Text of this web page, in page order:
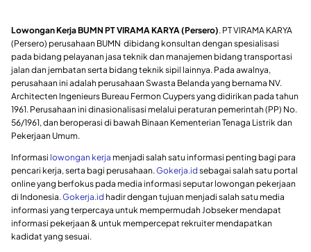
Lowongan Kerja BUMN PT VIRAMA KARYA (Persero). PT VIRAMA KARYA
(Persero) perusahaan BUMN dibidang konsultan dengan spesialisasi
pada bidang pelayanan jasa teknik dan manajemen bidang transportasi
jalan dan jembatan serta bidang teknik sipil lainnya. Pada awalnya,
perusahaan ini adalah perusahaan Swasta Belanda yang bernama NV.
Architecten Ingenieurs Bureau Fermon Cuypers yang didirikan pada tahun
1961. Perusahaan ini dinasionalisasi melalui peraturan pemerintah (PP) No.
56/1961, dan beroperasi di bawah Binaan Kementerian Tenaga Listrik dan
Pekerjaan Umum.
Informasi lowongan kerja menjadi salah satu informasi penting bagi para
pencari kerja, serta bagi perusahaan.Gokerja.id sebagai salah satu portal
online yang berfokus pada media informasi seputar lowongan pekerjaan
di Indonesia.Gokerja.id hadir dengan tujuan menjadi salah satu media
informasi yang terpercaya untuk mempermudah Jobseker mendapat
informasi pekerjaan & untuk mempercepat rekruiter mendapatkan
kadidat yang sesuai.